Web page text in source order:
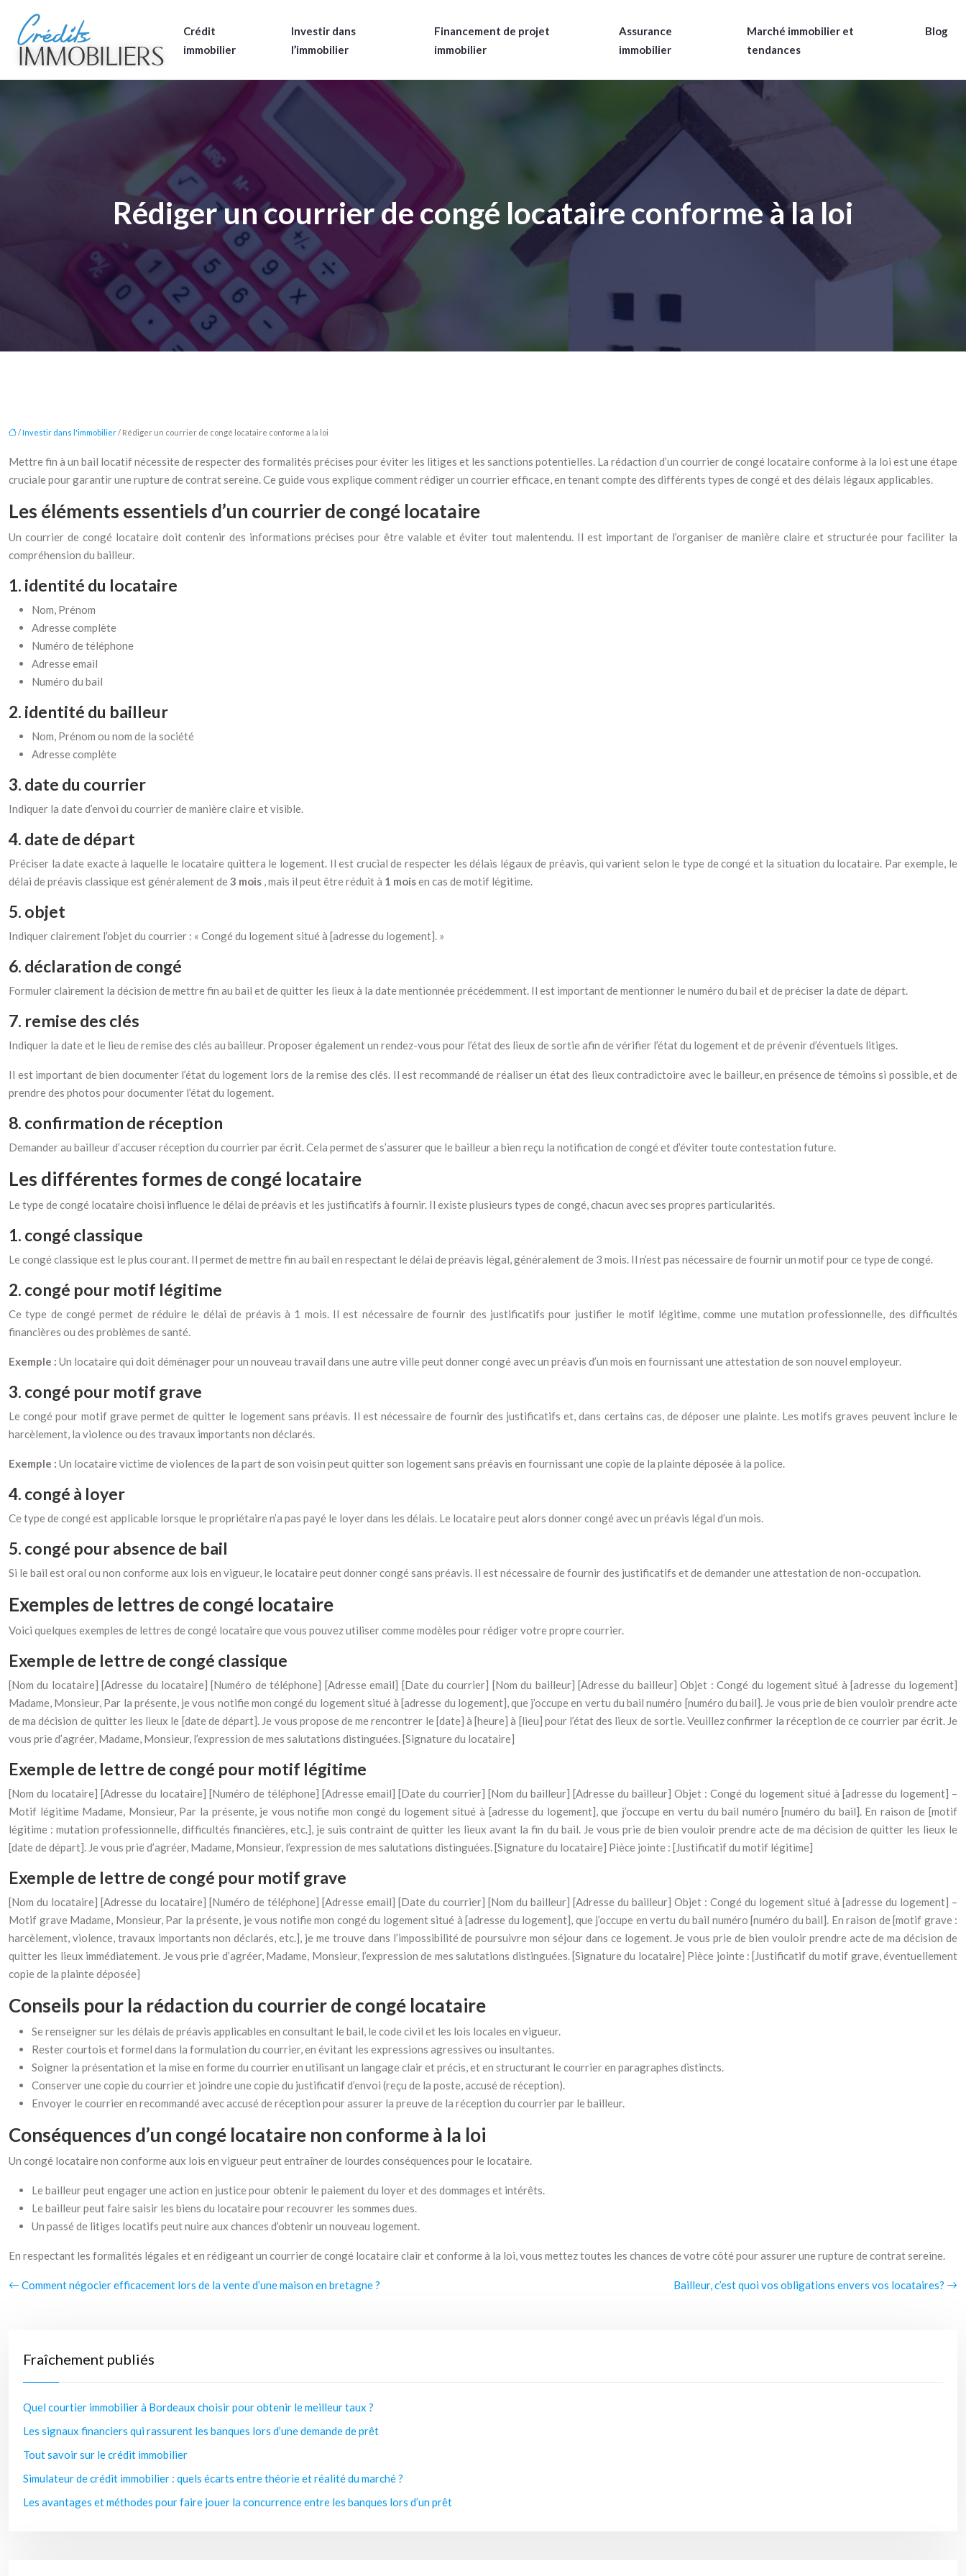
Crédit
immobilier
Investir dans
l’immobilier
Financement de projet
immobilier
Assurance
immobilier
Marché immobilier et
tendances
Blog
Rédiger un courrier de congé locataire conforme à la loi
/Investir dans l'immobilier/ Rédiger un courrier de congé locataire conforme à la loi
Mettre fin à un bail locatif nécessite de respecter des formalités précises pour éviter les litiges et les sanctions potentielles. La rédaction d’un courrier de congé locataire conforme à la loi est une étape
cruciale pour garantir une rupture de contrat sereine. Ce guide vous explique comment rédiger un courrier efficace, en tenant compte des différents types de congé et des délais légaux applicables.
Les éléments essentiels d’un courrier de congé locataire
Un courrier de congé locataire doit contenir des informations précises pour être valable et éviter tout malentendu. Il est important de l’organiser de manière claire et structurée pour faciliter la
compréhension du bailleur.
1. identité du locataire
Nom, Prénom
Adresse complète
Numéro de téléphone
Adresse email
Numéro du bail
2. identité du bailleur
Nom, Prénom ou nom de la société
Adresse complète
3. date du courrier
Indiquer la date d’envoi du courrier de manière claire et visible.
4. date de départ
Préciser la date exacte à laquelle le locataire quittera le logement. Il est crucial de respecter les délais légaux de préavis, qui varient selon le type de congé et la situation du locataire. Par exemple, le
délai de préavis classique est généralement de3 mois , mais il peut être réduit à 1 moisen cas de motif légitime.
5. objet
Indiquer clairement l’objet du courrier : « Congé du logement situé à [adresse du logement]. »
6. déclaration de congé
Formuler clairement la décision de mettre fin au bail et de quitter les lieux à la date mentionnée précédemment. Il est important de mentionner le numéro du bail et de préciser la date de départ.
7. remise des clés
Indiquer la date et le lieu de remise des clés au bailleur. Proposer également un rendez-vous pour l’état des lieux de sortie afin de vérifier l’état du logement et de prévenir d’éventuels litiges.
Il est important de bien documenter l’état du logement lors de la remise des clés. Il est recommandé de réaliser un état des lieux contradictoire avec le bailleur, en présence de témoins si possible, et de
prendre des photos pour documenter l’état du logement.
8. confirmation de réception
Demander au bailleur d’accuser réception du courrier par écrit. Cela permet de s’assurer que le bailleur a bien reçu la notification de congé et d’éviter toute contestation future.
Les différentes formes de congé locataire
Le type de congé locataire choisi influence le délai de préavis et les justificatifs à fournir. Il existe plusieurs types de congé, chacun avec ses propres particularités.
1. congé classique
Le congé classique est le plus courant. Il permet de mettre fin au bail en respectant le délai de préavis légal, généralement de 3 mois. Il n’est pas nécessaire de fournir un motif pour ce type de congé.
2. congé pour motif légitime
Ce type de congé permet de réduire le délai de préavis à 1 mois. Il est nécessaire de fournir des justificatifs pour justifier le motif légitime, comme une mutation professionnelle, des difficultés
financières ou des problèmes de santé.
Exemple : Un locataire qui doit déménager pour un nouveau travail dans une autre ville peut donner congé avec un préavis d’un mois en fournissant une attestation de son nouvel employeur.
3. congé pour motif grave
Le congé pour motif grave permet de quitter le logement sans préavis. Il est nécessaire de fournir des justificatifs et, dans certains cas, de déposer une plainte. Les motifs graves peuvent inclure le
harcèlement, la violence ou des travaux importants non déclarés.
Exemple : Un locataire victime de violences de la part de son voisin peut quitter son logement sans préavis en fournissant une copie de la plainte déposée à la police.
4. congé à loyer
Ce type de congé est applicable lorsque le propriétaire n’a pas payé le loyer dans les délais. Le locataire peut alors donner congé avec un préavis légal d’un mois.
5. congé pour absence de bail
Si le bail est oral ou non conforme aux lois en vigueur, le locataire peut donner congé sans préavis. Il est nécessaire de fournir des justificatifs et de demander une attestation de non-occupation.
Exemples de lettres de congé locataire
Voici quelques exemples de lettres de congé locataire que vous pouvez utiliser comme modèles pour rédiger votre propre courrier.
Exemple de lettre de congé classique
[Nom du locataire] [Adresse du locataire] [Numéro de téléphone] [Adresse email] [Date du courrier] [Nom du bailleur] [Adresse du bailleur] Objet : Congé du logement situé à [adresse du logement]
Madame, Monsieur, Par la présente, je vous notifie mon congé du logement situé à [adresse du logement], que j’occupe en vertu du bail numéro [numéro du bail]. Je vous prie de bien vouloir prendre acte
de ma décision de quitter les lieux le [date de départ]. Je vous propose de me rencontrer le [date] à [heure] à [lieu] pour l’état des lieux de sortie. Veuillez confirmer la réception de ce courrier par écrit. Je
vous prie d’agréer, Madame, Monsieur, l’expression de mes salutations distinguées. [Signature du locataire]
Exemple de lettre de congé pour motif légitime
[Nom du locataire] [Adresse du locataire] [Numéro de téléphone] [Adresse email] [Date du courrier] [Nom du bailleur] [Adresse du bailleur] Objet : Congé du logement situé à [adresse du logement] –
Motif légitime Madame, Monsieur, Par la présente, je vous notifie mon congé du logement situé à [adresse du logement], que j’occupe en vertu du bail numéro [numéro du bail]. En raison de [motif
légitime : mutation professionnelle, difficultés financières, etc.], je suis contraint de quitter les lieux avant la fin du bail. Je vous prie de bien vouloir prendre acte de ma décision de quitter les lieux le
[date de départ]. Je vous prie d’agréer, Madame, Monsieur, l’expression de mes salutations distinguées. [Signature du locataire] Pièce jointe : [Justificatif du motif légitime]
Exemple de lettre de congé pour motif grave
[Nom du locataire] [Adresse du locataire] [Numéro de téléphone] [Adresse email] [Date du courrier] [Nom du bailleur] [Adresse du bailleur] Objet : Congé du logement situé à [adresse du logement] –
Motif grave Madame, Monsieur, Par la présente, je vous notifie mon congé du logement situé à [adresse du logement], que j’occupe en vertu du bail numéro [numéro du bail]. En raison de [motif grave :
harcèlement, violence, travaux importants non déclarés, etc.], je me trouve dans l’impossibilité de poursuivre mon séjour dans ce logement. Je vous prie de bien vouloir prendre acte de ma décision de
quitter les lieux immédiatement. Je vous prie d’agréer, Madame, Monsieur, l’expression de mes salutations distinguées. [Signature du locataire] Pièce jointe : [Justificatif du motif grave, éventuellement
copie de la plainte déposée]
Conseils pour la rédaction du courrier de congé locataire
Se renseigner sur les délais de préavis applicables en consultant le bail, le code civil et les lois locales en vigueur.
Rester courtois et formel dans la formulation du courrier, en évitant les expressions agressives ou insultantes.
Soigner la présentation et la mise en forme du courrier en utilisant un langage clair et précis, et en structurant le courrier en paragraphes distincts.
Conserver une copie du courrier et joindre une copie du justificatif d’envoi (reçu de la poste, accusé de réception).
Envoyer le courrier en recommandé avec accusé de réception pour assurer la preuve de la réception du courrier par le bailleur.
Conséquences d’un congé locataire non conforme à la loi
Un congé locataire non conforme aux lois en vigueur peut entraîner de lourdes conséquences pour le locataire.
Le bailleur peut engager une action en justice pour obtenir le paiement du loyer et des dommages et intérêts.
Le bailleur peut faire saisir les biens du locataire pour recouvrer les sommes dues.
Un passé de litiges locatifs peut nuire aux chances d’obtenir un nouveau logement.
En respectant les formalités légales et en rédigeant un courrier de congé locataire clair et conforme à la loi, vous mettez toutes les chances de votre côté pour assurer une rupture de contrat sereine.
Comment négocier efficacement lors de la vente d’une maison en bretagne ? Bailleur, c’est quoi vos obligations envers vos locataires?
Fraîchement publiés
Quel courtier immobilier à Bordeaux choisir pour obtenir le meilleur taux ?
Les signaux financiers qui rassurent les banques lors d’une demande de prêt
Tout savoir sur le crédit immobilier
Simulateur de crédit immobilier : quels écarts entre théorie et réalité du marché ?
Les avantages et méthodes pour faire jouer la concurrence entre les banques lors d’un prêt